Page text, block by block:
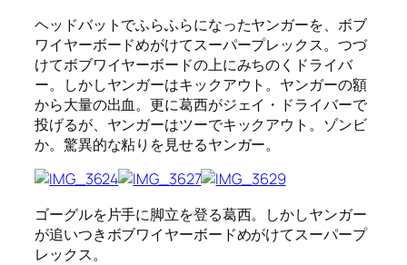
ヘッドバットでふらふらになったヤンガーを、ボブ
ワイヤーボードめがけてスーパープレックス。つづ
けてボブワイヤーボードの上にみちのくドライバ
ー。しかしヤンガーはキックアウト。ヤンガーの額
から大量の出血。更に葛西がジェイ・ドライバーで
投げるが、ヤンガーはツーでキックアウト。ゾンビ
か。驚異的な粘りを見せるヤンガー。
ゴーグルを片手に脚立を登る葛西。しかしヤンガー
が追いつきボブワイヤーボードめがけてスーパープ
レックス。